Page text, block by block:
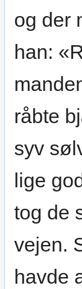
og der
han:
råbte
syv
lige
tog de
vejen.
havde